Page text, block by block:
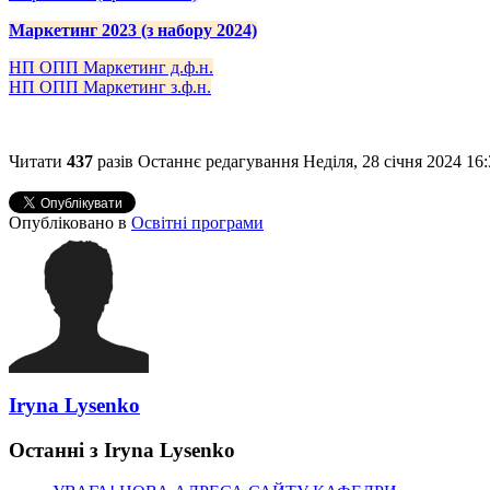
Маркетинг 2023 (з набору 2024)
НП ОПП Маркетинг д.ф.н.
НП ОПП Маркетинг з.ф.н.
Читати 437 разів Останнє редагування Неділя, 28 січня 2024
Опубліковано в Освітні програми
Iryna Lysenko
Останні з Iryna Lysenko